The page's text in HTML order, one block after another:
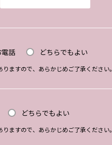
電話 どちらでもよい
ますので、あらかじめご了承ください。
どちらでもよい
ますので、あらかじめご了承ください。